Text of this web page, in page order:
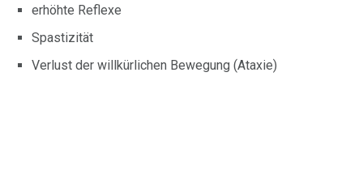
erhöhte Reflexe
Spastizität
Verlust der willkürlichen Bewegung (Ataxie)